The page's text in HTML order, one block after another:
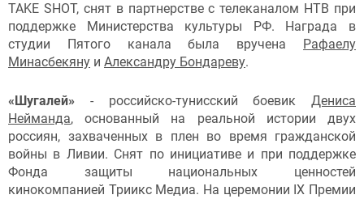
TAKE SHOT, снят в партнерстве с телеканалом НТВ при
поддержке Министерства культуры РФ. Награда в
студии Пятого канала была вручена
Рафаелу
Минасбекяну и Александру Бондареву.
«Шугалей» - российско-тунисский боевик Дениса
Нейманда, основанный на реальной истории двух
россиян, захваченных в плен во время гражданской
войны в Ливии. Снят по инициативе и при поддержке
Фонда защиты национальных ценностей
кинокомпанией Триикс Медиа. На церемонии IX Премии